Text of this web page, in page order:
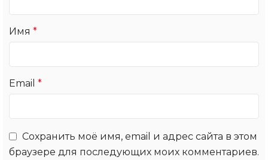
Имя *
Email *
Сохранить моё имя, email и адрес сайта в этом
браузере для последующих моих комментариев.